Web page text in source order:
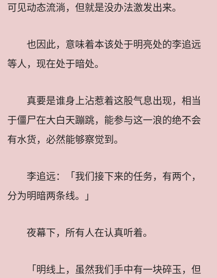
可见动态流淌，但就是没办法激发出来。
也因此，意味着本该处于明亮处的李追远
等人，现在处于暗处。
真要是谁身上沾惹着这股气息出现，相当
于僵尸在大白天蹦跳，能参与这一浪的绝不会
有水货，必然能够察觉到。
李追远：「我们接下来的任务，有两个，
分为明暗两条线。」
夜幕下，所有人在认真听着。
「明线上，虽然我们手中有一块碎玉，但